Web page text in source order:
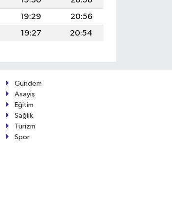
19:29
20:56
19:27 20:54
Gündem
Asayiş
Eğitim
Sağlık
Turizm
Spor